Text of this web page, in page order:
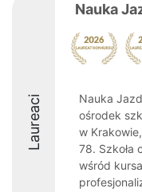
Laureaci
Nauka
Nauka
ośrodek
w
78. Szkoła
wśród